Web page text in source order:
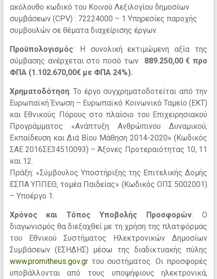
ακόλουθο κωδικό του Κοινού Λεξιλογίου δημοσίων
συμβάσεων (CPV) : 72224000 – 1 Υπηρεσίες παροχής
συμβουλών σε θέματα διαχείρισης έργων.
Προϋπολογισμός: Η συνολική εκτιμώμενη αξία της
σύμβασης ανέρχεται στο ποσό των 889.250,00 € προ
ΦΠΑ (1.102.670,00€ με ΦΠΑ 24%).
Χρηματοδότηση: Το έργο συγχρηματοδοτείται από την
Ευρωπαϊκή Ένωση – Ευρωπαϊκό Κοινωνικό Ταμείο (ΕΚΤ)
και Εθνικούς Πόρους στο πλαίσιο του Επιχειρησιακού
Προγράμματος «Ανάπτυξη Ανθρώπινου Δυναμικού,
Εκπαίδευση και Διά Βίου Μάθηση 2014-2020» (Κωδικός
ΣΑΕ 2016ΣΕ34510093) – Άξονες Προτεραιότητας 10, 11
και 12.
Πράξη: «Σύμβουλος Υποστήριξης της Επιτελικής Δομής
ΕΣΠΑ ΥΠΠΕΘ, τομέα Παιδείας» (Κωδικός ΟΠΣ 5002001)
– Υποέργο 1.
Χρόνος και Τόπος Υποβολής Προσφορών: Ο
διαγωνισμός θα διεξαχθεί με τη χρήση της πλατφόρμας
του Εθνικού Συστήματος Ηλεκτρονικών Δημοσίων
Συμβάσεων (ΕΣΗΔΗΣ) μέσω της διαδικτυακής πύλης
www.promitheus.gov.grτου συστήματος. Οι προσφορές
υποβάλλονται από τους υποψήφιους ηλεκτρονικά,